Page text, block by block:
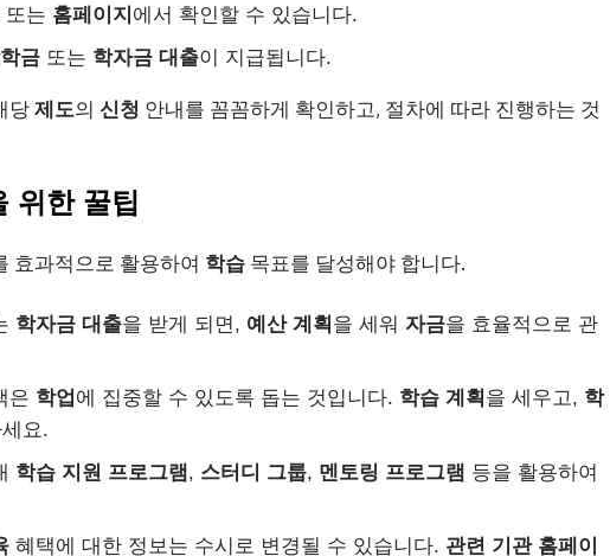
또는 홈페이지 에서 확인할 수 있습니다.
금 또는 학자금 대출이 지급됩니다.
당제도의 신청 안내를 꼼꼼하게 확인하고, 절차에 따라 진행하는 것
위한 꿀팁
효과적으로 활용하여 학습 목표를 달성해야 합니다.
학자금 대출을 받게 되면, 예산 계획 을 세워 자금을 효율적으로 관
은 학업 에 집중할 수 있도록 돕는 것입니다. 학습 계획 을 세우고, 학
요.
학습 지원 프로그램, 스터디 그룹, 멘토링 프로그램 등을 활용하여
혜택에 대한 정보는 수시로 변경될 수 있습니다. 관련 기관 홈페이